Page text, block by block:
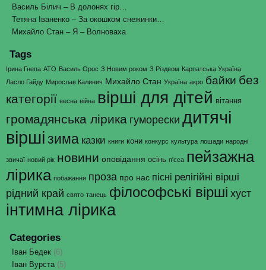
Василь Білич – В долонях гір…
Тетяна Іваненко – За окошком снежинки…
Михайло Стан – Я – Волноваха
Tags
Ірина Гнепа АТО Василь Орос З Новим роком З Різдвом Карпатська Україна
Ласло Гайду Мирослав Калинич Михайло Стан Україна акро байки без
категорії весна війна вірші для дітей вітання
громадянська лірика гуморески дитячі
віршізима казки книги кони конкурс культура лошади народні
звичаї новий рік новини оповідання осінь п'єса пейзажна
лірика побажання проза про нас пісні релігійні вірші
рідний край свято танець філософські вірші хуст
інтимна лірика
Categories
Іван Бедек (6)
Іван Вурста(5)